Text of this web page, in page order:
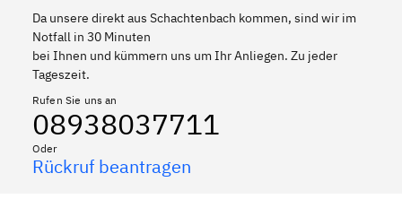
Da unsere direkt aus Schachtenbach kommen, sind wir im
Notfall in 30 Minuten
bei Ihnen und kümmern uns um Ihr Anliegen. Zu jeder
Tageszeit.
Rufen Sie uns an
08938037711
Oder
Rückruf beantragen